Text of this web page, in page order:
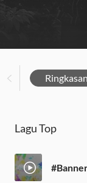
Ringkasan
Lagu Top